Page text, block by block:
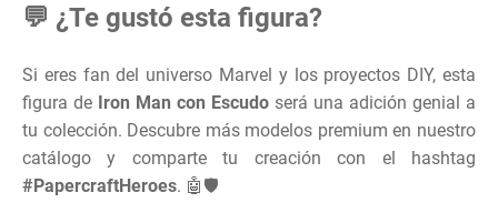
💬 ¿Te gustó esta figura?
Si eres fan del universo Marvel y los proyectos DIY, esta
figura de Iron Man con Escudo será una adición genial a
tu colección. Descubre más modelos premium en nuestro
catálogo y comparte tu creación con el hashtag
#PapercraftHeroes. 🤖🛡️